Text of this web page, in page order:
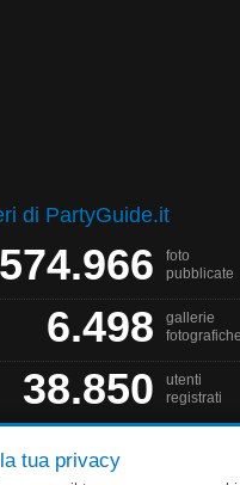
di PartyGuide.it
foto
pubblicate
6.498
gallerie
38.850
utenti
registrati
Salonna Web Designer
tua privacy